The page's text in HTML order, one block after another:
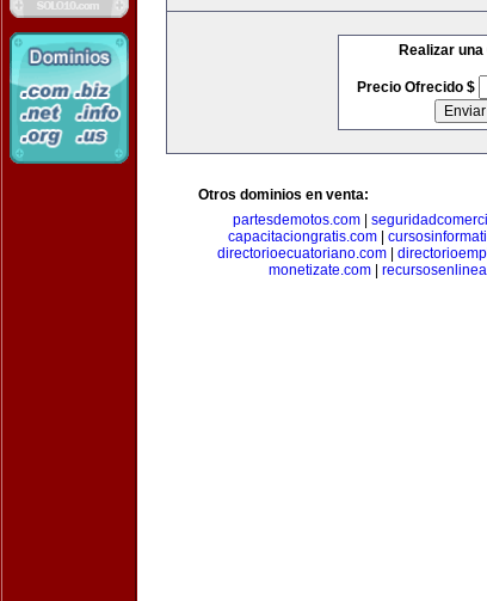
Realizar
Precio Ofrecido $
Otros dominios en venta:
partesdemotos.com|
capacitaciongratis.com|
directorioecuatoriano.com
monetizate.com